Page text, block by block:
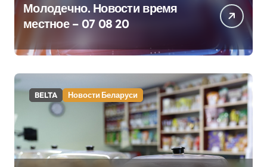
Молодечно. Новости время
местное – 07 08 20
BELTA Новости Беларуси